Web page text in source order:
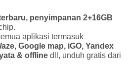
penyimpanan 2+16GB
aplikasi termasuk
Google map, iGO, Yandex
& offlinedll, unduh gratis dari